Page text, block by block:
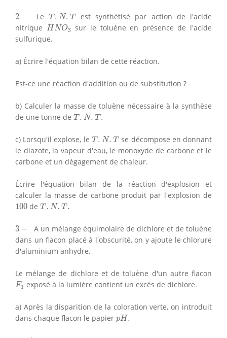
2 −
2 Le T . N. T
T. N.T
est synthétisé par action de l'acide
nitrique HNO3
HNO3
sur le toluène en présence de l'acide
sulfurique.
a) Écrire l'équation bilan de cette réaction.
Est-ce une réaction d'addition ou de substitution ?
b) Calculer la masse de toluène nécessaire à la synthèse
de une tonne de T . N. T.
T. N.T .
c) Lorsqu'il explose, le T . N. T
T. N.T
se décompose en donnant
le diazote, la vapeur d'eau, le monoxyde de carbone et le
carbone et un dégagement de chaleur.
Écrire l'équation bilan de la réaction d'explosion et
calculer la masse de carbone produit par l'explosion de
100
100de T . N. T.
T. N.T .
3 −
3
A un mélange équimolaire de dichlore et de toluène
dans un flacon placé à l'obscurité, on y ajoute le chlorure
d'aluminium anhydre.
Le mélange de dichlore et de toluène d'un autre flacon
F1
F1 exposé à la lumière contient un excès de dichlore.
a) Après la disparition de la coloration verte, on introduit
dans chaque flacon le papier pH.
pH